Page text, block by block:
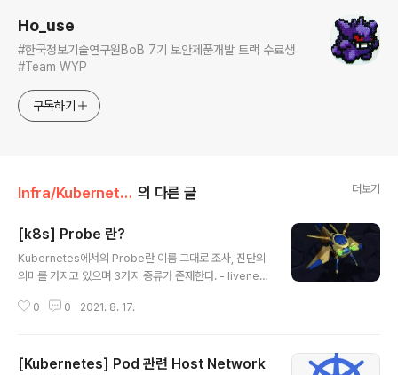
Ho_use
#한국정보기술연구원BoB 7기 보안제품개발 트랙 수료생
#Team WYP
구독하기
Infra/Kubernetes 의 다른 글 더보기
[k8s] Probe 란?
Kubernetes에서의 Probe란 이름 그대로 조사, 진단의
의미를 가지고 있으며 3가지 종류가 존재한다. - livenes
Probe는 kubelet이 컨테이너에 의해 구현된 핸들러를
으로 진단됨 - Failure : 해당 컨테이너가 진단에 실패함 -
0 0 2021. 8. 17.
[Kubernetes] Pod 관련 Host Network